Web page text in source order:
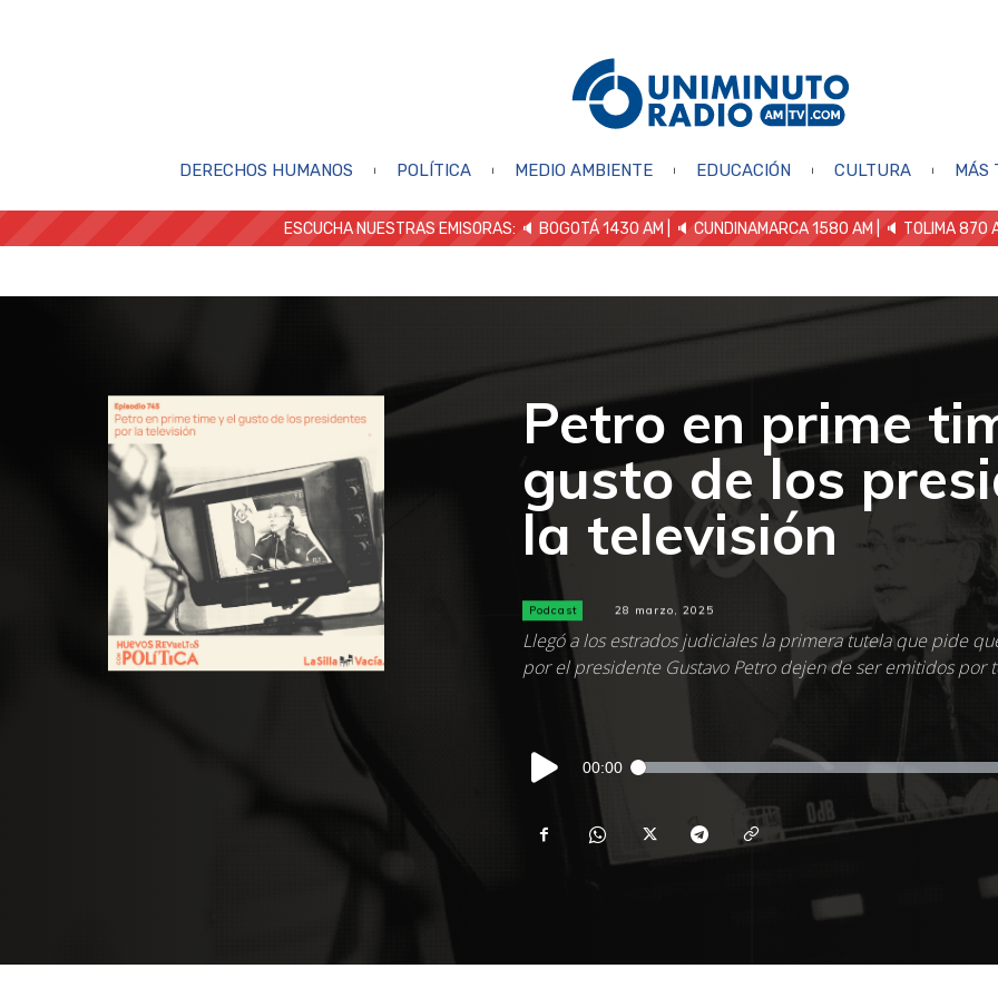
DERECHOS HUMANOS POLÍTICA MEDIO AMBIENTE EDUCACIÓN CULTURA MÁS
ESCUCHA NUESTRAS EMISORAS: 🔈 BOGOTÁ 1430 AM | 🔈 CUNDINAMARCA 1580 AM | 🔈 TOLIMA 870
Petro en prime
gusto de los
la televisión
Podcast 28 marzo, 2025
Llegó a los estrados judiciales la primera tutela que pide
por el presidente Gustavo Petro dejen de ser emitidos por
Reproductor
de
00:00